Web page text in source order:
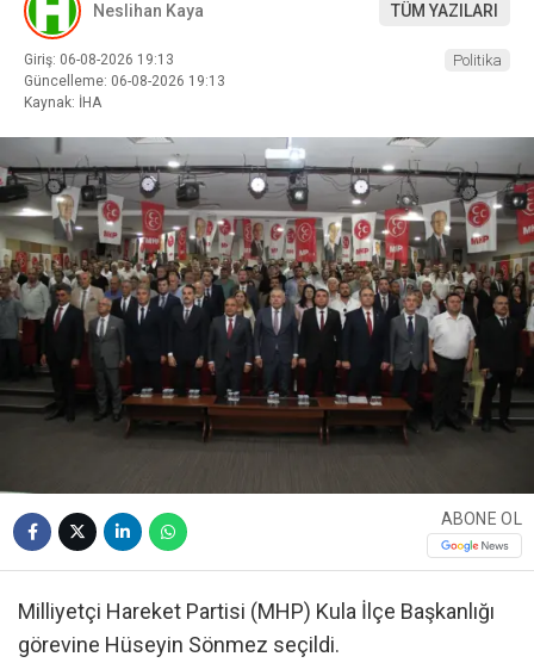
Neslihan Kaya TÜM YAZILARI
Giriş: 06-08-2026 19:13
Güncelleme: 06-08-2026 19:13
Kaynak: İHA
Politika
ABONE OL
Milliyetçi Hareket Partisi (MHP) Kula İlçe Başkanlığı
görevine Hüseyin Sönmez seçildi.